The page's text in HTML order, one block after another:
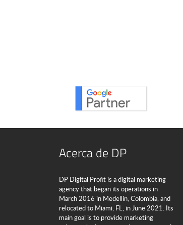
Acerca de DP
DP Digital Profit is a digital marketing
agency that began its operations in
March 2016 in Medellín, Colombia, and
relocated to Miami, FL, in June 2021. Its
main goal is to provide marketing